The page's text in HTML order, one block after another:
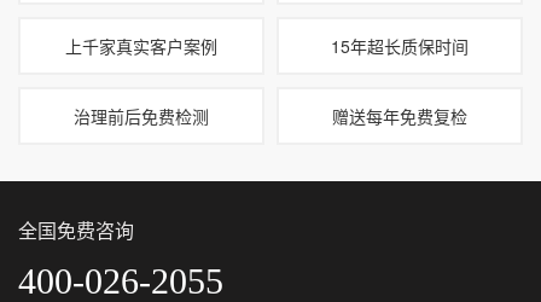
上千家真实客户案例 15年超长质保时间
治理前后免费检测 赠送每年免费复检
全国免费咨询
400-026-2055